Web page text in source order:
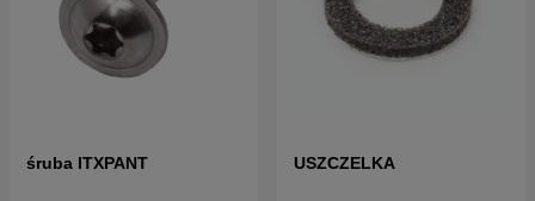
śruba ITXPANT USZCZELKA